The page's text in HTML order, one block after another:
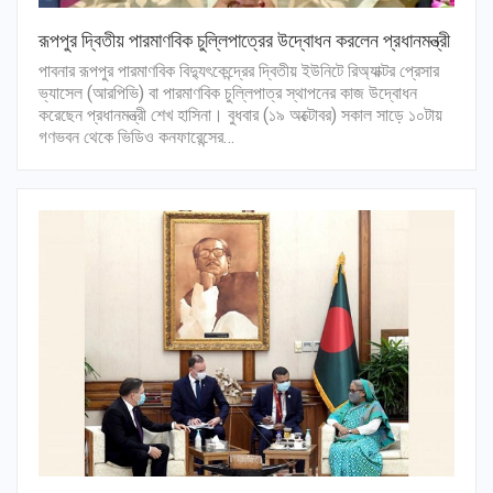
রূপপুর দ্বিতীয় পারমাণবিক চুল্লিপাত্রের উদ্বোধন করলেন প্রধানমন্ত্রী
পাবনার রূপপুর পারমাণবিক বিদ্যুৎকেন্দ্রের দ্বিতীয় ইউনিটে রিঅ্যাক্টর প্রেসার
ভ্যাসেল (আরপিভি) বা পারমাণবিক চুল্লিপাত্র স্থাপনের কাজ উদ্বোধন
করেছেন প্রধানমন্ত্রী শেখ হাসিনা। বুধবার (১৯ অক্টোবর) সকাল সাড়ে ১০টায়
গণভবন থেকে ভিডিও কনফারেন্সের…